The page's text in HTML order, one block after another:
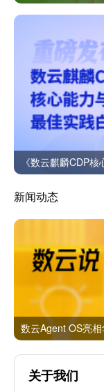
《数云麒麟CDP核
新闻动态
关于我们